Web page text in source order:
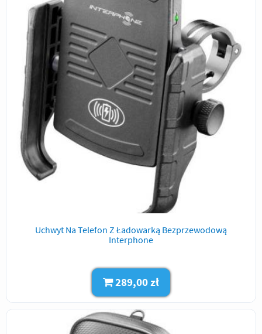
Uchwyt Na Telefon Z Ładowarką Bezprzewodową
Interphone
289,00 zł